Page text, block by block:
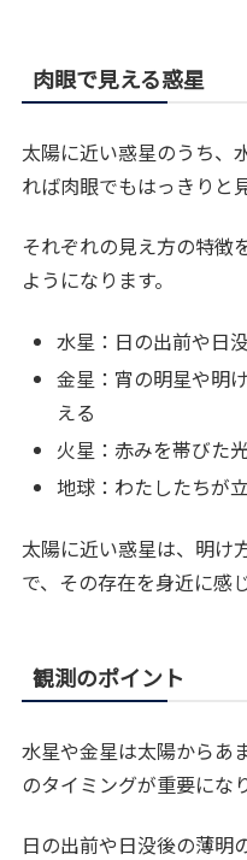
肉眼で見える惑星
太陽に近い惑星のうち、
れば肉眼でもはっきりと
それぞれの見え方の特徴
ようになります。
水星：日の出前や日
金星：宵の明星や明
える
火星：赤みを帯びた
地球：わたしたちが
太陽に近い惑星は、明け
で、その存在を身近に感
観測のポイント
水星や金星は太陽からあ
のタイミングが重要にな
日の出前や日没後の薄明